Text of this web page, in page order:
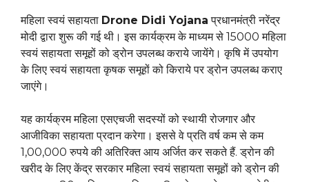
महिला स्वयं सहायता Drone Didi Yojana प्रधानमंत्री नरेंद्र
मोदी द्वारा शुरू की गई थी। इस कार्यक्रम के माध्यम से 15000 महिला
स्वयं सहायता समूहों को ड्रोन उपलब्ध कराये जायेंगे। कृषि में उपयोग
के लिए स्वयं सहायता कृषक समूहों को किराये पर ड्रोन उपलब्ध कराए
जाएंगे।
यह कार्यक्रम महिला एसएचजी सदस्यों को स्थायी रोजगार और
आजीविका सहायता प्रदान करेगा। इससे वे प्रति वर्ष कम से कम
1,00,000 रुपये की अतिरिक्त आय अर्जित कर सकते हैं. ड्रोन की
खरीद के लिए केंद्र सरकार महिला स्वयं सहायता समूहों को ड्रोन की